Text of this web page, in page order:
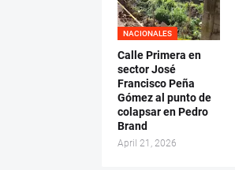
NACIONALES
Calle Primera en
sector José
Francisco Peña
Gómez al punto de
colapsar en Pedro
Brand
April 21, 2026